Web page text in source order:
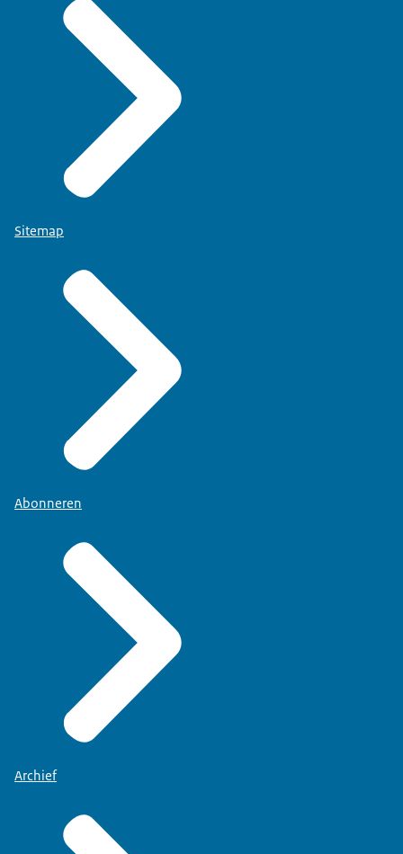
Sitemap
Abonneren
Archief